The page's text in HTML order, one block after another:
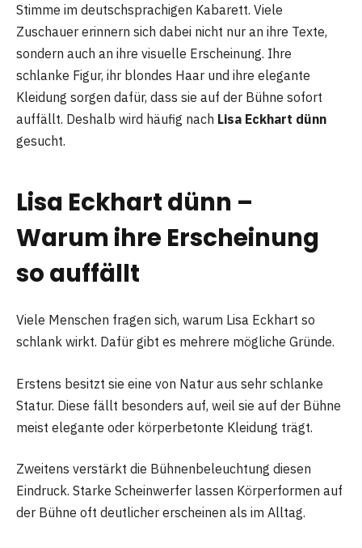
Stimme im deutschsprachigen Kabarett. Viele
Zuschauer erinnern sich dabei nicht nur an ihre Texte,
sondern auch an ihre visuelle Erscheinung. Ihre
schlanke Figur, ihr blondes Haar und ihre elegante
Kleidung sorgen dafür, dass sie auf der Bühne sofort
auffällt. Deshalb wird häufig nach Lisa Eckhart dünn
gesucht.
Lisa Eckhart dünn –
Warum ihre Erscheinung
so auffällt
Viele Menschen fragen sich, warum Lisa Eckhart so
schlank wirkt. Dafür gibt es mehrere mögliche Gründe.
Erstens besitzt sie eine von Natur aus sehr schlanke
Statur. Diese fällt besonders auf, weil sie auf der Bühne
meist elegante oder körperbetonte Kleidung trägt.
Zweitens verstärkt die Bühnenbeleuchtung diesen
Eindruck. Starke Scheinwerfer lassen Körperformen auf
der Bühne oft deutlicher erscheinen als im Alltag.